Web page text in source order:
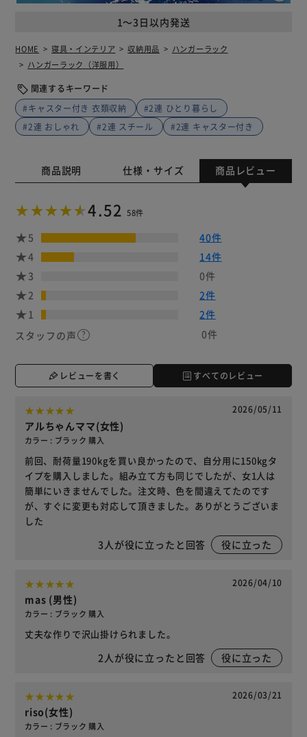
1～3日以内発送
HOME 寝具・インテリア 収納用品
ハンガーラック
ハンガーラック（洋服用）
関連するキーワード
#キャスター付き 衣類収納
#2連 ひとり暮らし
#2連 おしゃれ
#2連 スチール #2連 キャスター付き
商品説明 仕様・サイズ 商品レビュー
4.52 58件
5
40件
4
14件
3
0件
2
2件
1
2件
スタッフの声
0件
レビューを書く すべてのレビュー
2026/05/11
アルちゃんママ(女性)
カラー : ブラック 購入
前回、耐荷量190kgを買い良かったので、自分用に150kgタ
イプを購入しました。組み立て方も同じでしたが、女1人は
簡単にいきませんでした。注文時、色を間違えてたのです
が、すぐに変更も対応して頂きました。ありがとうございま
した
3 人が役に立ったと回答 役に立った
2026/04/10
mas (男性)
カラー : ブラック 購入
丈夫な作りで沢山掛けられました。
2 人が役に立ったと回答 役に立った
2026/03/21
riso(女性)
カラー : ブラック 購入